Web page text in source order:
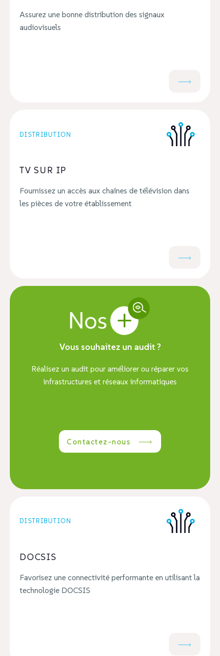
Assurez une bonne distribution des signaux
audiovisuels
DISTRIBUTION
TV SUR IP
Fournissez un accès aux chaînes de télévision dans
les pièces de votre établissement
Vous souhaitez un audit ?
Réalisez un audit pour améliorer ou réparer vos
infrastructures et réseaux informatiques
Contactez-nous
DISTRIBUTION
DOCSIS
Favorisez une connectivité performante en utilisant la
technologie DOCSIS